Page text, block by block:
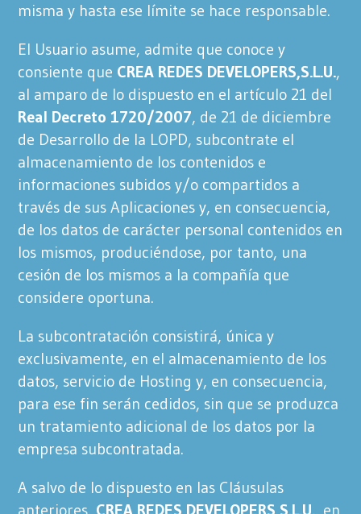
misma y hasta ese límite se hace responsable.
El Usuario asume, admite que conoce y
consiente que CREA REDES DEVELOPERS,S.L.U.,
al amparo de lo dispuesto en el artículo 21 del
Real Decreto 1720/2007, de 21 de diciembre
de Desarrollo de la LOPD, subcontrate el
almacenamiento de los contenidos e
informaciones subidos y/o compartidos a
través de sus Aplicaciones y, en consecuencia,
de los datos de carácter personal contenidos en
los mismos, produciéndose, por tanto, una
cesión de los mismos a la compañía que
considere oportuna.
La subcontratación consistirá, única y
exclusivamente, en el almacenamiento de los
datos, servicio de Hosting y, en consecuencia,
para ese fin serán cedidos, sin que se produzca
un tratamiento adicional de los datos por la
empresa subcontratada.
A salvo de lo dispuesto en las Cláusulas
anteriores, CREA REDES DEVELOPERS,S.L.U. , en